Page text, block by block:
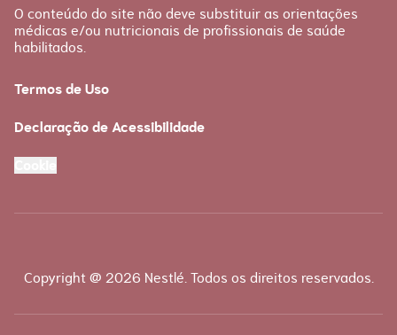
O conteúdo do site não deve substituir as orientações
médicas e/ou nutricionais de profissionais de saúde
habilitados.
Termos de Uso
Declaração de Acessibilidade
Cookie
Copyright @ 2026 Nestlé. Todos os direitos reservados.